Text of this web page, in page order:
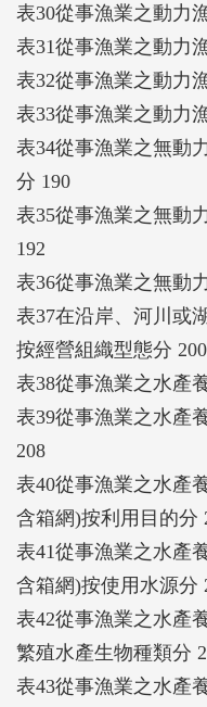
表30從事漁業之動力
表31從事漁業之動力
表32從事漁業之動力
表33從事漁業之動力
表34從事漁業之無動
分 190
表35從事漁業之無動
192
表36從事漁業之無動
表37在沿岸、河川或
按經營組織型態分 200
表38從事漁業之水產
表39從事漁業之水產
208
表40從事漁業之水產
含箱網)按利用目的分
表41從事漁業之水產
含箱網)按使用水源分
表42從事漁業之水產
繁殖水產生物種類分
表43從事漁業之水產